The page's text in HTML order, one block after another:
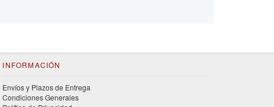
INFORMACIÓN
Envíos y Plazos de Entrega
Condiciones Generales